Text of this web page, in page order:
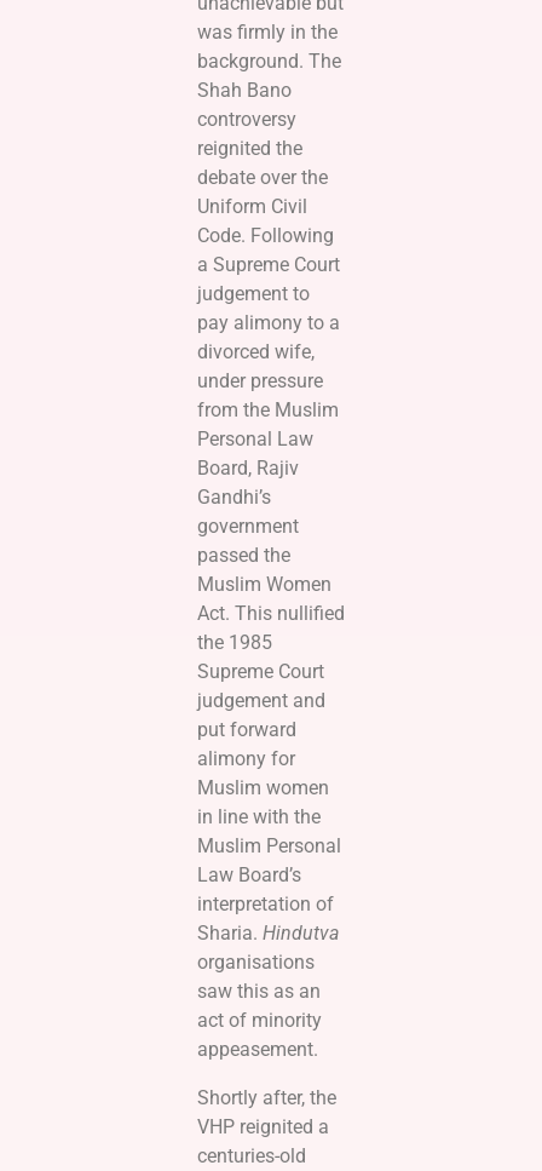
was firmly in the
background. The
Shah Bano
controversy
reignited the
debate over the
Uniform Civil
Code. Following
a Supreme Court
judgement to
pay alimony to a
divorced wife,
under pressure
from the Muslim
Personal Law
Board, Rajiv
Gandhi’s
government
passed the
Muslim Women
Act. This nullified
the 1985
Supreme Court
judgement and
put forward
alimony for
Muslim women
in line with the
Muslim Personal
Law Board’s
interpretation of
Sharia. Hindutva
organisations
saw this as an
act of minority
appeasement.
Shortly after, the
VHP reignited a
centuries-old